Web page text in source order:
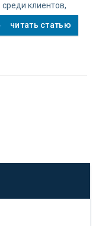
клиентов,
читать статью